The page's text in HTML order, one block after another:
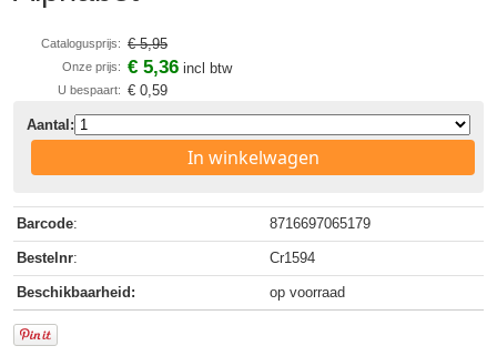
Catalogusprijs: € 5,95
Onze prijs: € 5,36 incl btw
U bespaart: € 0,59
Aantal:
In winkelwagen
Barcode: 8716697065179
Bestelnr: Cr1594
Beschikbaarheid: op voorraad